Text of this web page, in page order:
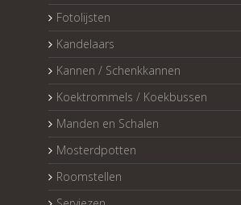
Fotolijsten
Kandelaars
Kannen / Schenkkannen
Koektrommels / Koekbussen
Manden en Schalen
Mosterdpotten
Roomstellen